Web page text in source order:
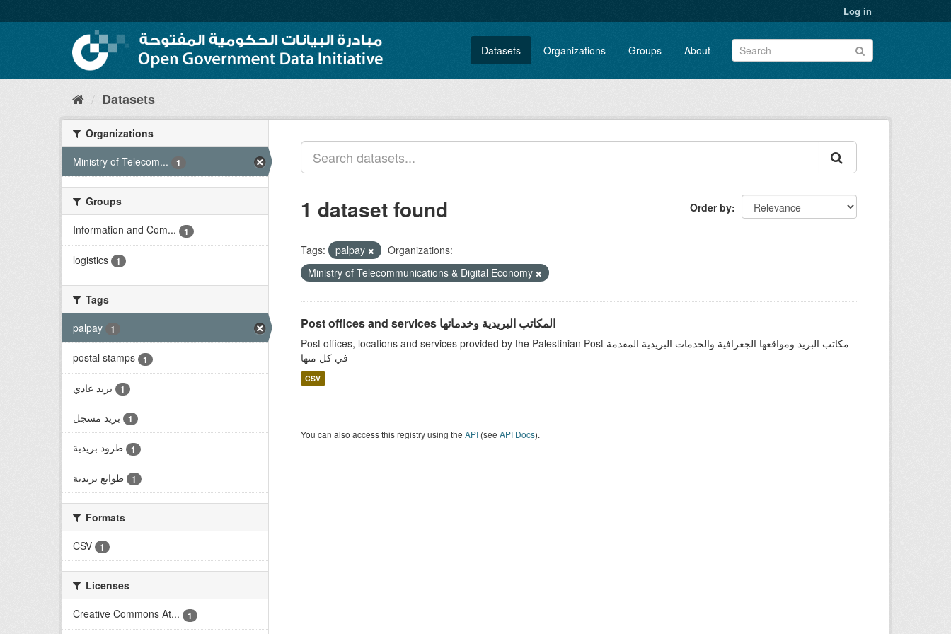
to
Log in
Datasets Organizations Groups About
Datasets
Organizations
Ministry of Telecom...
1
Groups
Information and Com...
1
logistics 1
Tags
palpay
1
postal stamps 1
بريد عادي 1
بريد مسجل 1
طرود بريدية 1
طوابع بريدية 1
Formats
CSV
1
Licenses
Creative Commons At...
1
Order by
1 dataset found
Tags: palpay
Organizations:
Ministry of Telecommunications & Digital Economy
Post offices and services المكاتب البريدية وخدماتها
Post offices, locations and services provided by the Palestinian Post مكاتب البريد ومواقعها الجغرافية والخدمات البريدية المقدمة
في كل منها
CSV
You can also access this registry using the API (see API Docs).